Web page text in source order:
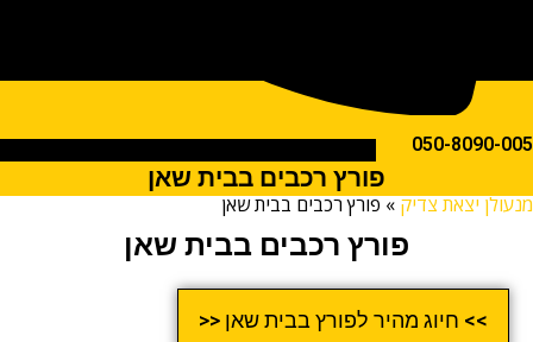
050-
פורץ רכבים בבית שאן
יצאת צדיק»פורץ רכבים בבית שאן
פורץ רכבים בבית שאן
>> חיוג מהיר לפורץ בבית שאן <<